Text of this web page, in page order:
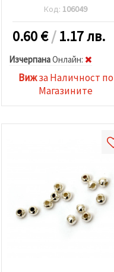
Код: 106049
0.60€/1.17 лв.
ИзчерпанаOнлайн:
Вижза Наличност по
Магазините